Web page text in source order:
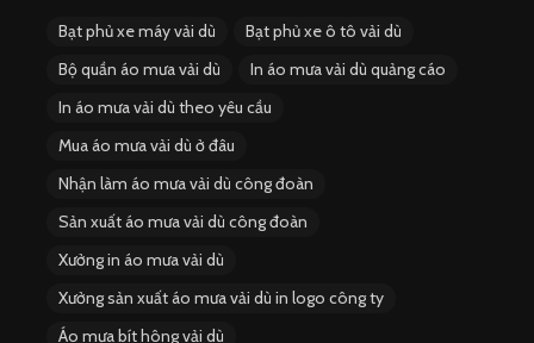
Bạt phủ xe máy vải dù
Bạt phủ xe ô tô vải dù
Bộ quần áo mưa vải dù
In áo mưa vải dù quảng cáo
In áo mưa vải dù theo yêu cầu
Mua áo mưa vải dù ở đâu
Nhận làm áo mưa vải dù công đoàn
Sản xuất áo mưa vải dù công đoàn
Xưởng in áo mưa vải dù
Xưởng sản xuất áo mưa vải dù in logo công ty
Áo mưa bít hông vải dù